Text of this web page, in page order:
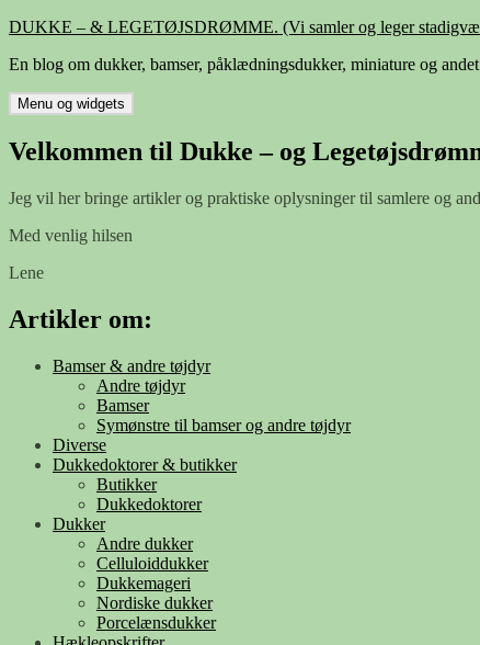
Hop
indhold
DUKKE – & LEGETØJSDRØMME. (Vi samler og leger
En blog om dukker, bamser, påklædningsdukker, miniature og
Menu og widgets
Velkommen til Dukke – og
Jeg vil her bringe artikler og praktiske oplysninger til samlere og
Med venlig hilsen
Lene
Artikler om:
Bamser & andre tøjdyr
Andre tøjdyr
Bamser
Symønstre til bamser og andre tøjdyr
Diverse
Dukkedoktorer & butikker
Butikker
Dukkedoktorer
Dukker
Andre dukker
Celluloiddukker
Dukkemageri
Nordiske dukker
Porcelænsdukker